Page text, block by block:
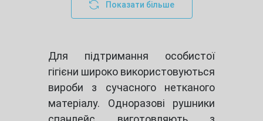
Показати більше
Для підтримання особистої
гігієни широко використовуються
вироби з сучасного нетканого
матеріалу. Одноразові рушники